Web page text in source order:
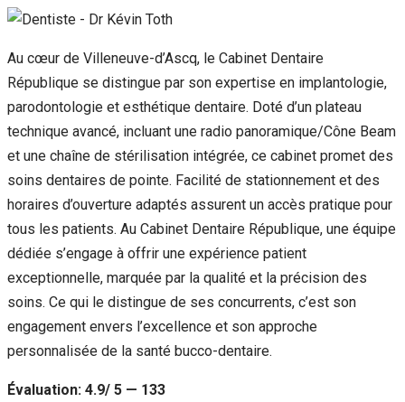
Au cœur de Villeneuve-d’Ascq, le Cabinet Dentaire
République se distingue par son expertise en implantologie,
parodontologie et esthétique dentaire. Doté d’un plateau
technique avancé, incluant une radio panoramique/Cône Beam
et une chaîne de stérilisation intégrée, ce cabinet promet des
soins dentaires de pointe. Facilité de stationnement et des
horaires d’ouverture adaptés assurent un accès pratique pour
tous les patients. Au Cabinet Dentaire République, une équipe
dédiée s’engage à offrir une expérience patient
exceptionnelle, marquée par la qualité et la précision des
soins. Ce qui le distingue de ses concurrents, c’est son
engagement envers l’excellence et son approche
personnalisée de la santé bucco-dentaire.
Évaluation: 4.9/ 5 — 133